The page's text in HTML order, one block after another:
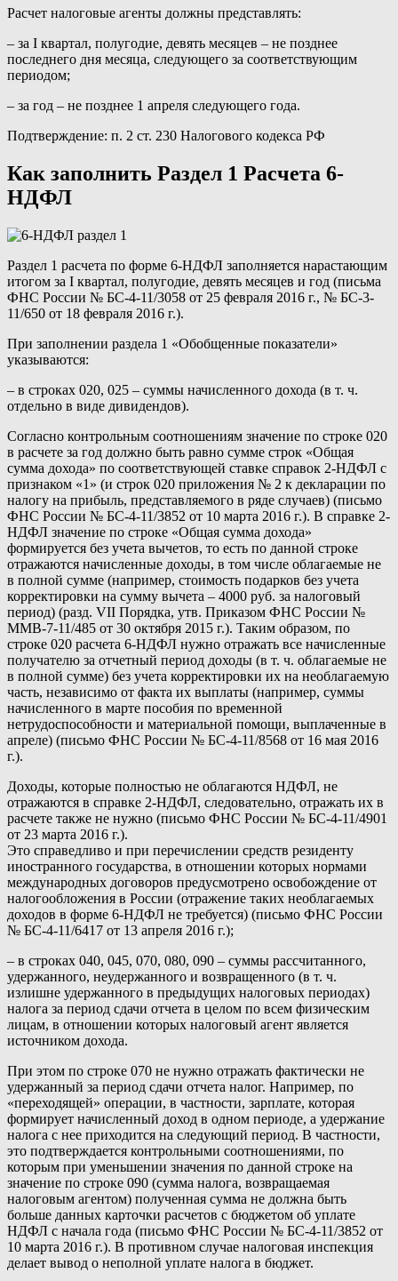
Расчет налоговые агенты должны представлять:
– за I квартал, полугодие, девять месяцев – не позднее
последнего дня месяца, следующего за соответствующим
периодом;
– за год – не позднее 1 апреля следующего года.
Подтверждение: п. 2 ст. 230 Налогового кодекса РФ
Как заполнить Раздел 1 Расчета 6-
НДФЛ
Раздел 1 расчета по форме 6-НДФЛ заполняется нарастающим
итогом за I квартал, полугодие, девять месяцев и год (письма
ФНС России № БС-4-11/3058 от 25 февраля 2016 г., № БС-3-
11/650 от 18 февраля 2016 г.).
При заполнении раздела 1 «Обобщенные показатели»
указываются:
– в строках 020, 025 – суммы начисленного дохода (в т. ч.
отдельно в виде дивидендов).
Согласно контрольным соотношениям значение по строке 020
в расчете за год должно быть равно сумме строк «Общая
сумма дохода» по соответствующей ставке справок 2-НДФЛ с
признаком «1» (и строк 020 приложения № 2 к декларации по
налогу на прибыль, представляемого в ряде случаев) (письмо
ФНС России № БС-4-11/3852 от 10 марта 2016 г.). В справке 2-
НДФЛ значение по строке «Общая сумма дохода»
формируется без учета вычетов, то есть по данной строке
отражаются начисленные доходы, в том числе облагаемые не
в полной сумме (например, стоимость подарков без учета
корректировки на сумму вычета – 4000 руб. за налоговый
период) (разд. VII Порядка, утв. Приказом ФНС России №
ММВ-7-11/485 от 30 октября 2015 г.). Таким образом, по
строке 020 расчета 6-НДФЛ нужно отражать все начисленные
получателю за отчетный период доходы (в т. ч. облагаемые не
в полной сумме) без учета корректировки их на необлагаемую
часть, независимо от факта их выплаты (например, суммы
начисленного в марте пособия по временной
нетрудоспособности и материальной помощи, выплаченные в
апреле) (письмо ФНС России № БС-4-11/8568 от 16 мая 2016
г.).
Доходы, которые полностью не облагаются НДФЛ, не
отражаются в справке 2-НДФЛ, следовательно, отражать их в
расчете также не нужно (письмо ФНС России № БС-4-11/4901
от 23 марта 2016 г.).
Это справедливо и при перечислении средств резиденту
иностранного государства, в отношении которых нормами
международных договоров предусмотрено освобождение от
налогообложения в России (отражение таких необлагаемых
доходов в форме 6-НДФЛ не требуется) (письмо ФНС России
№ БС-4-11/6417 от 13 апреля 2016 г.);
– в строках 040, 045, 070, 080, 090 – суммы рассчитанного,
удержанного, неудержанного и возвращенного (в т. ч.
излишне удержанного в предыдущих налоговых периодах)
налога за период сдачи отчета в целом по всем физическим
лицам, в отношении которых налоговый агент является
источником дохода.
При этом по строке 070 не нужно отражать фактически не
удержанный за период сдачи отчета налог. Например, по
«переходящей» операции, в частности, зарплате, которая
формирует начисленный доход в одном периоде, а удержание
налога с нее приходится на следующий период. В частности,
это подтверждается контрольными соотношениями, по
которым при уменьшении значения по данной строке на
значение по строке 090 (сумма налога, возвращаемая
налоговым агентом) полученная сумма не должна быть
больше данных карточки расчетов с бюджетом об уплате
НДФЛ с начала года (письмо ФНС России № БС-4-11/3852 от
10 марта 2016 г.). В противном случае налоговая инспекция
делает вывод о неполной уплате налога в бюджет.